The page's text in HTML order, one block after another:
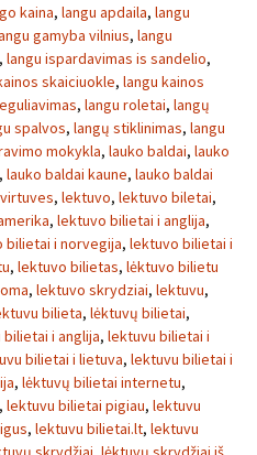
kaina, langu apdaila, langu
gamyba vilnius, langu
, langu ispardavimas is sandelio,
skaiciuokle, langu kainos
, langu roletai, langų
spalvos, langų stiklinimas, langu
mokykla, lauko baldai, lauko
, lauko baldai kaune, lauko baldai
, lektuvo, lektuvo biletai,
, lektuvo bilietai i anglija,
bilietai i norvegija, lektuvo bilietai i
, lektuvo bilietas, lėktuvo bilietu
, lektuvo skrydziai, lektuvu,
bilieta, lėktuvų bilietai,
i anglija, lektuvu bilietai i
bilietai i lietuva, lektuvu bilietai i
, lėktuvų bilietai internetu,
, lektuvu bilietai pigiau, lektuvu
, lektuvu bilietai.lt, lektuvu